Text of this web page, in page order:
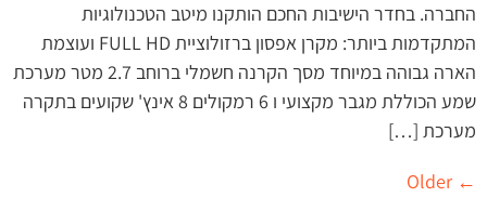
החברה. בחדר הישיבות החכם הותקנו מיטב הטכנולוגיות
המתקדמות ביותר: מקרן אפסון ברזולוציית FULL HD ועוצמת
הארה גבוהה במיוחד מסך הקרנה חשמלי ברוחב 2.7 מטר מערכת
שמע הכוללת מגבר מקצועי ו 6 רמקולים 8 אינץ' שקועים בתקרה
מערכת […]
←